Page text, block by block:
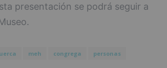
presentación se podrá seguir a
meh congrega personas